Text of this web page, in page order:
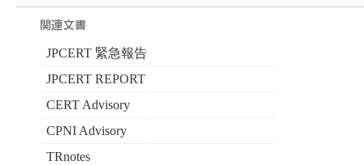
JPCERT 緊急報告
JPCERT REPORT
CERT Advisory
CPNI Advisory
TRnotes